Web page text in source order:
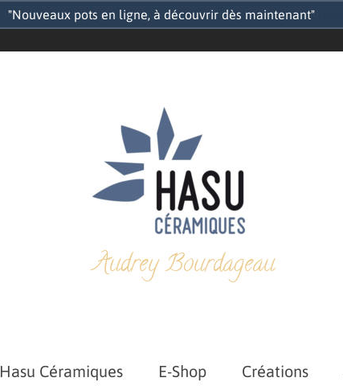
"Nouveaux pots en ligne, à découvrir dès maintenant"
Audrey Bourdageau
Hasu Céramiques E-Shop Créations